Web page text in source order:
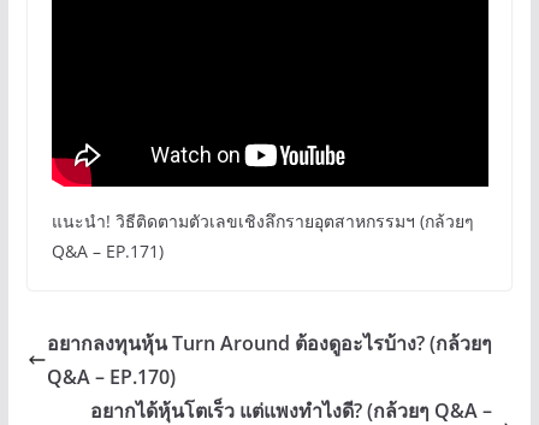
แนะนำ! วิธีติดตามตัวเลขเชิงลึกรายอุตสาหกรรมฯ (กล้วยๆ
Q&A – EP.171)
อยากลงทุนหุ้น Turn Around ต้องดูอะไรบ้าง? (กล้วยๆ
Q&A – EP.170)
อยากได้หุ้นโตเร็ว แต่แพงทำไงดี? (กล้วยๆ Q&A –